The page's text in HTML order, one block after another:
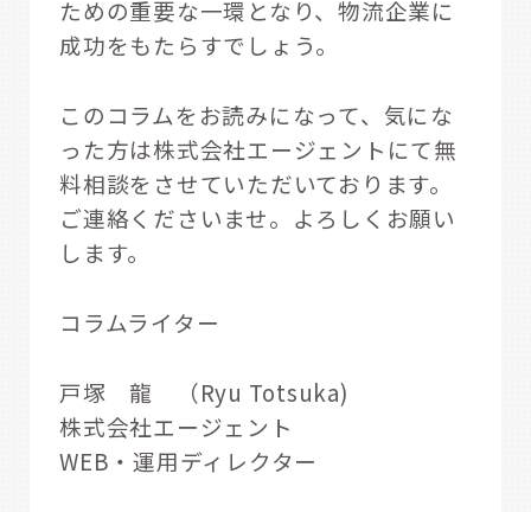
ための重要な一環となり、物流企業に
成功をもたらすでしょう。
このコラムをお読みになって、気にな
った方は株式会社エージェントにて無
料相談をさせていただいております。
ご連絡くださいませ。よろしくお願い
します。
コラムライター
戸塚 龍 （Ryu Totsuka)
株式会社エージェント
WEB・運用ディレクター